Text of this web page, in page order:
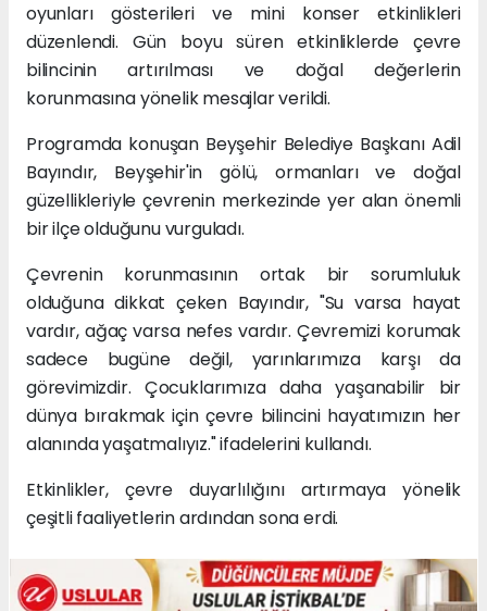
oyunları gösterileri ve mini konser etkinlikleri
düzenlendi. Gün boyu süren etkinliklerde çevre
bilincinin artırılması ve doğal değerlerin
korunmasına yönelik mesajlar verildi.
Programda konuşan Beyşehir Belediye Başkanı Adil
Bayındır, Beyşehir'in gölü, ormanları ve doğal
güzellikleriyle çevrenin merkezinde yer alan önemli
bir ilçe olduğunu vurguladı.
Çevrenin korunmasının ortak bir sorumluluk
olduğuna dikkat çeken Bayındır, "Su varsa hayat
vardır, ağaç varsa nefes vardır. Çevremizi korumak
sadece bugüne değil, yarınlarımıza karşı da
görevimizdir. Çocuklarımıza daha yaşanabilir bir
dünya bırakmak için çevre bilincini hayatımızın her
alanında yaşatmalıyız." ifadelerini kullandı.
Etkinlikler, çevre duyarlılığını artırmaya yönelik
çeşitli faaliyetlerin ardından sona erdi.